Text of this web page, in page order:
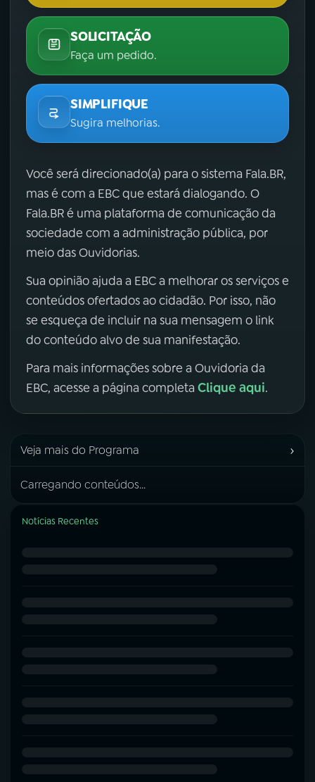
SOLICITAÇÃO
Faça um pedido.
SIMPLIFIQUE
Sugira melhorias.
Você será direcionado(a) para o sistema Fala.BR,
mas é com a EBC que estará dialogando. O
Fala.BR é uma plataforma de comunicação da
sociedade com a administração pública, por
meio das Ouvidorias.
Sua opinião ajuda a EBC a melhorar os serviços e
conteúdos ofertados ao cidadão. Por isso, não
se esqueça de incluir na sua mensagem o link
do conteúdo alvo de sua manifestação.
Para mais informações sobre a Ouvidoria da
EBC, acesse a página completa Clique aqui.
Veja mais do Programa ›
Carregando conteúdos...
Notícias Recentes